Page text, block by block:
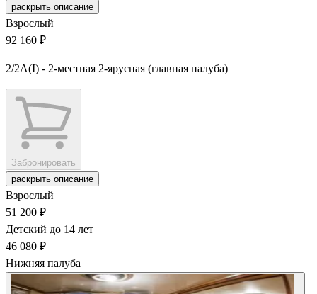
раскрыть описание
Взрослый
92 160 ₽
2/2А(I) - 2-местная 2-ярусная (главная палуба)
Забронировать
раскрыть описание
Взрослый
51 200 ₽
Детский до 14 лет
46 080 ₽
Нижняя палуба